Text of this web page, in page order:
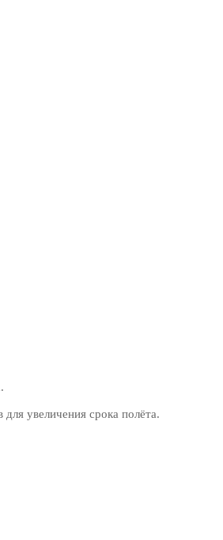
увеличения срока полёта.